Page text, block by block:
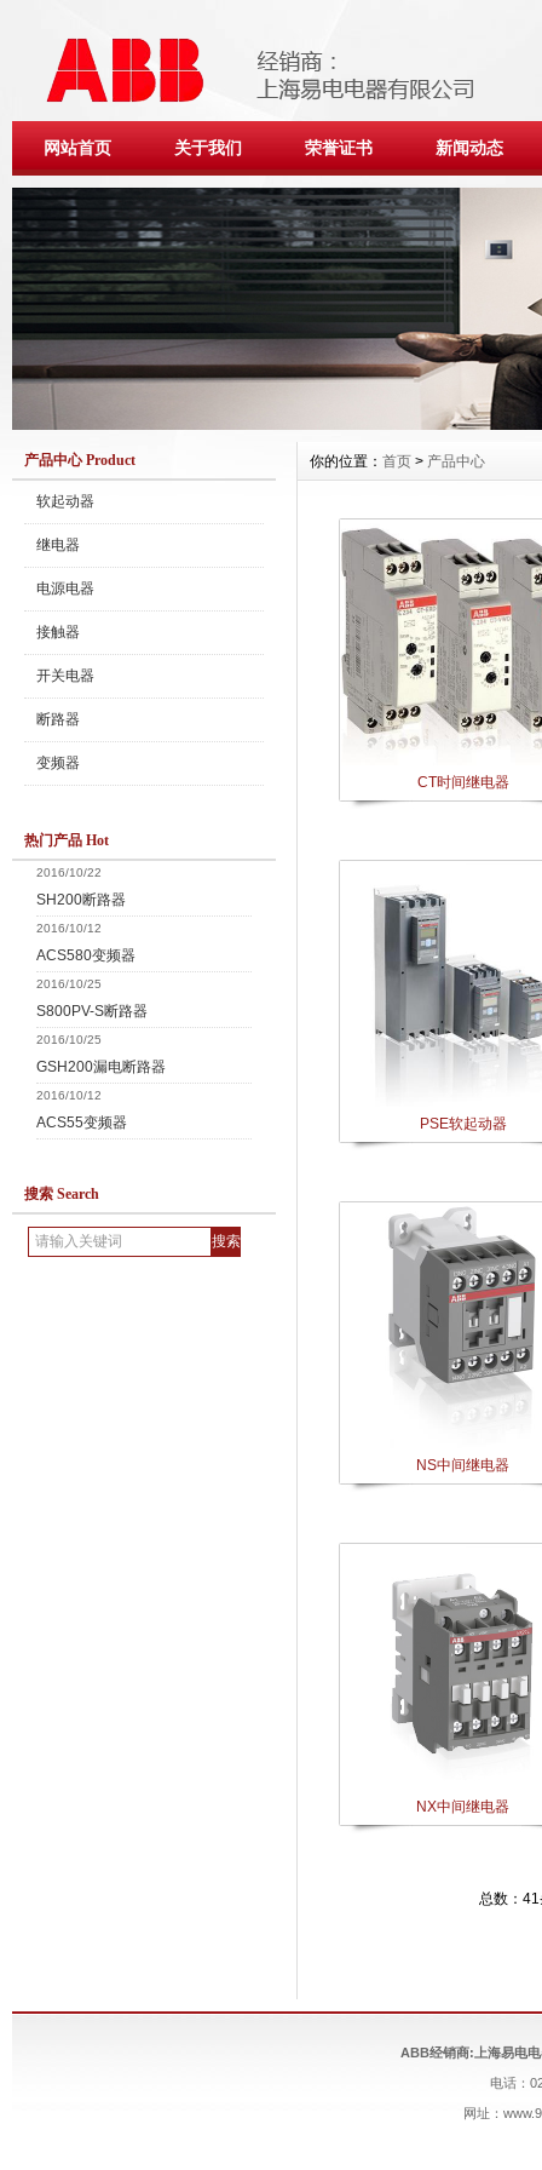
网站首页 关于我们 荣誉证书 新闻动态
产品中心 Product
软起动器
继电器
电源电器
接触器
开关电器
断路器
变频器
热门产品 Hot
2016/10/22
SH200断路器
2016/10/12
ACS580变频器
2016/10/25
S800PV-S断路器
2016/10/25
GSH200漏电断路器
2016/10/12
ACS55变频器
搜索 Search
你的位置： 首页 > 产品中心
CT时间继电器
PSE软起动器
NS中间继电器
NX中间继电器
总数：
ABB经销商:上海易电
电话：
网址：